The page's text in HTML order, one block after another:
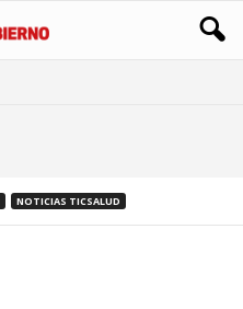
NOTICIAS TICSALUD